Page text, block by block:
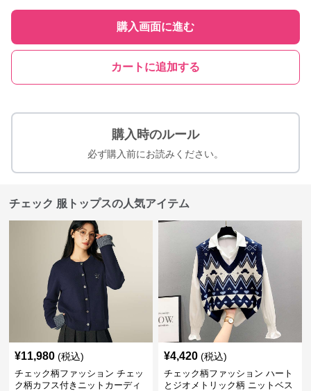
購入画面に進む
カートに追加する
購入時のルール
必ず購入前にお読みください。
チェック 服トップスの人気アイテム
¥11,980 (税込)
チェック柄ファッション チェッ
ク柄カフス付きニットカーディ
¥4,420 (税込)
チェック柄ファッション ハート
とジオメトリック柄 ニットベス